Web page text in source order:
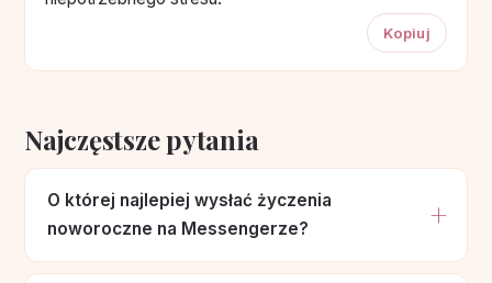
Kopiuj
Najczęstsze pytania
O której najlepiej wysłać życzenia
noworoczne na Messengerze?